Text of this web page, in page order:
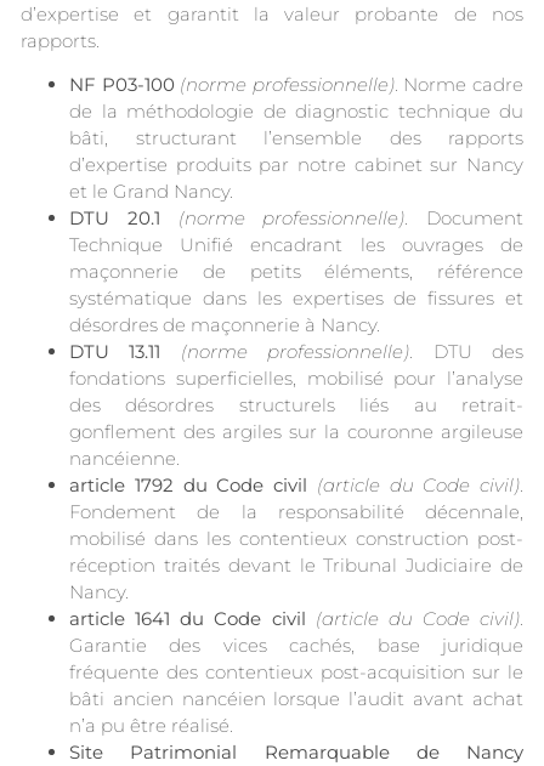
d’expertise et garantit la valeur probante de nos
rapports.
NF P03-100 (norme professionnelle). Norme cadre
de la méthodologie de diagnostic technique du
bâti, structurant l’ensemble des rapports
d’expertise produits par notre cabinet sur Nancy
et le Grand Nancy.
DTU 20.1
(norme professionnelle). Document
Technique Unifié encadrant les ouvrages de
maçonnerie de petits éléments, référence
systématique dans les expertises de fissures et
désordres de maçonnerie à Nancy.
DTU 13.11
(norme professionnelle). DTU des
fondations superficielles, mobilisé pour l’analyse
des désordres structurels liés au retrait-
gonflement des argiles sur la couronne argileuse
nancéienne.
article 1792 du Code civil (article du Code civil).
Fondement de la responsabilité décennale,
mobilisé dans les contentieux construction post-
réception traités devant le Tribunal Judiciaire de
Nancy.
article 1641 du Code civil (article du Code civil).
Garantie des vices cachés, base juridique
fréquente des contentieux post-acquisition sur le
bâti ancien nancéien lorsque l’audit avant achat
n’a pu être réalisé.
Site Patrimonial Remarquable de Nancy